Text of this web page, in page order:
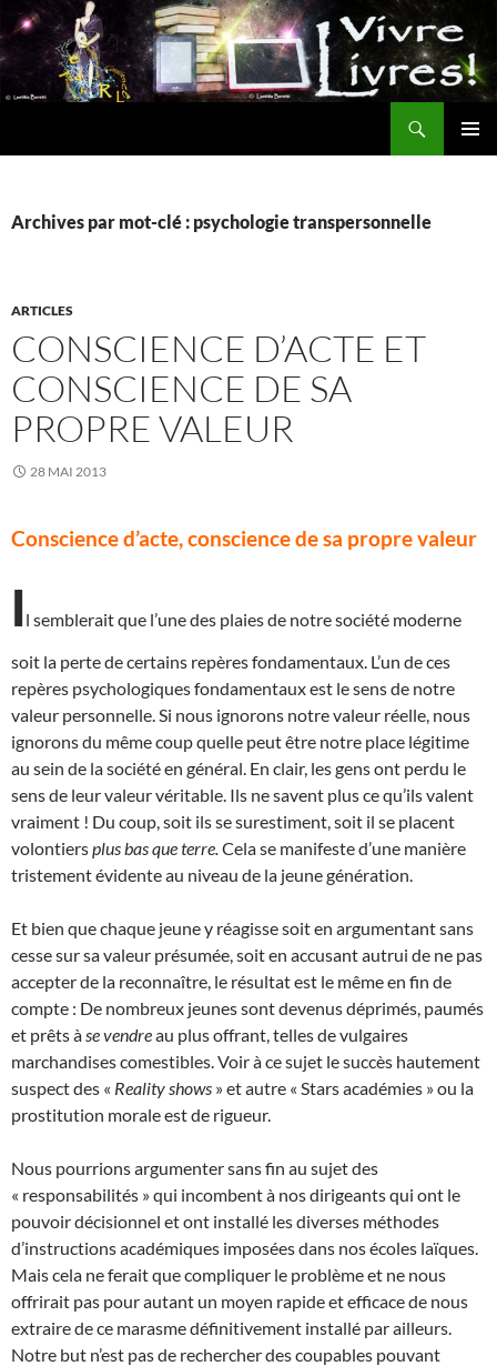
Aller
au
contenu
Archives par mot-clé : psychologie transpersonnelle
ARTICLES
CONSCIENCE D’ACTE ET
CONSCIENCE DE SA
PROPRE VALEUR
28 MAI 2013
Conscience d’acte, conscience de sa propre valeur
Il semblerait que l’une des plaies de notre société moderne
soit la perte de certains repères fondamentaux. L’un de ces
repères psychologiques fondamentaux est le sens de notre
valeur personnelle. Si nous ignorons notre valeur réelle, nous
ignorons du même coup quelle peut être notre place légitime
au sein de la société en général. En clair, les gens ont perdu le
sens de leur valeur véritable. Ils ne savent plus ce qu’ils valent
vraiment ! Du coup, soit ils se surestiment, soit il se placent
volontiersplus bas que terre. Cela se manifeste d’une manière
tristement évidente au niveau de la jeune génération.
Et bien que chaque jeune y réagisse soit en argumentant sans
cesse sur sa valeur présumée, soit en accusant autrui de ne pas
accepter de la reconnaître, le résultat est le même en fin de
compte : De nombreux jeunes sont devenus déprimés, paumés
et prêts à se vendreau plus offrant, telles de vulgaires
marchandises comestibles. Voir à ce sujet le succès hautement
suspect des « Reality shows » et autre « Stars académies » ou la
prostitution morale est de rigueur.
Nous pourrions argumenter sans fin au sujet des
« responsabilités » qui incombent à nos dirigeants qui ont le
pouvoir décisionnel et ont installé les diverses méthodes
d’instructions académiques imposées dans nos écoles laïques.
Mais cela ne ferait que compliquer le problème et ne nous
offrirait pas pour autant un moyen rapide et efficace de nous
extraire de ce marasme définitivement installé par ailleurs.
Notre but n’est pas de rechercher des coupables pouvant